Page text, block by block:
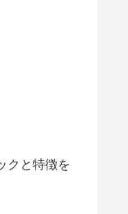
クと特徴を